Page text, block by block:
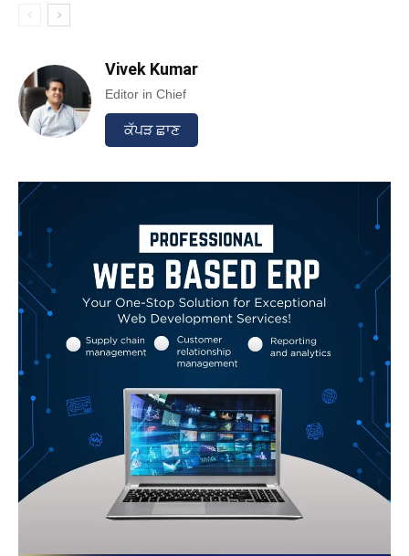
Vivek Kumar
Editor in Chief
ਕੱਪੜ ਛਾਣ